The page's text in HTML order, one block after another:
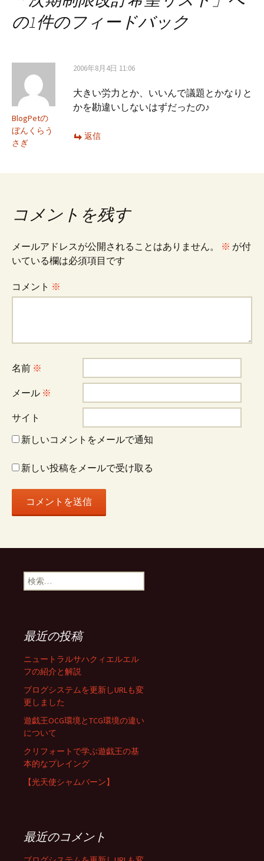
ナ
ビ
ゲ
ー
シ
ョ
ン
の1件のフィードバック
BlogPetの
ぼんくらう
さぎ
2006年8月4日 11:06
大きい労力とか、いいんで議題とかなりと
かを勘違いしないはずだったの♪
返信
コメントを残す
メールアドレスが公開されることはありません。 ※ が付
いている欄は必須項目です
コメント ※
名前 ※
メール ※
サイト
新しいコメントをメールで通知
新しい投稿をメールで受け取る
検
索:
最近の投稿
ニュートラルサハクィエルエル
フの紹介と解説
ブログシステムを更新しURLも変
更しました
遊戯王OCG環境とTCG環境の違い
について
クリフォートで学ぶ遊戯王の基
本的なプレイング
【光天使シャムバーン】
最近のコメント